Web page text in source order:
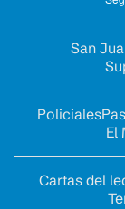
San
Policiales
El
Cartas del